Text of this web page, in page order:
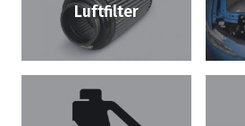
Luftfilter